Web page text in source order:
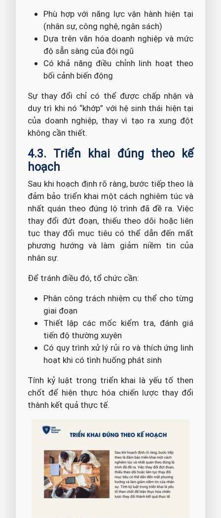
Phù hợp với năng lực vận hành hiện tại
(nhân sự, công nghệ, ngân sách)
Dựa trên văn hóa doanh nghiệp và mức
độ sẵn sàng của đội ngũ
Có khả năng điều chỉnh linh hoạt theo
bối cảnh biến động
Sự thay đổi chỉ có thể được chấp nhận và
duy trì khi nó “khớp” với hệ sinh thái hiện tại
của doanh nghiệp, thay vì tạo ra xung đột
không cần thiết.
4.3. Triển khai đúng theo kế
hoạch
Sau khi hoạch định rõ ràng, bước tiếp theo là
đảm bảo triển khai một cách nghiêm túc và
nhất quán theo đúng lộ trình đã đề ra. Việc
thay đổi đứt đoạn, thiếu theo dõi hoặc liên
tục thay đổi mục tiêu có thể dẫn đến mất
phương hướng và làm giảm niềm tin của
nhân sự.
Để tránh điều đó, tổ chức cần:
Phân công trách nhiệm cụ thể cho từng
giai đoạn
Thiết lập các mốc kiểm tra, đánh giá
tiến độ thường xuyên
Có quy trình xử lý rủi ro và thích ứng linh
hoạt khi có tình huống phát sinh
Tính kỷ luật trong triển khai là yếu tố then
chốt để hiện thực hóa chiến lược thay đổi
thành kết quả thực tế.